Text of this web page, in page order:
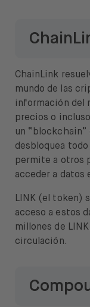
ChainLink
mundo de las
información del
precios o
un “blockchain”
desbloquea
permite a otros
acceder a datos
LINK (el token)
acceso a estos
millones de
circulación.